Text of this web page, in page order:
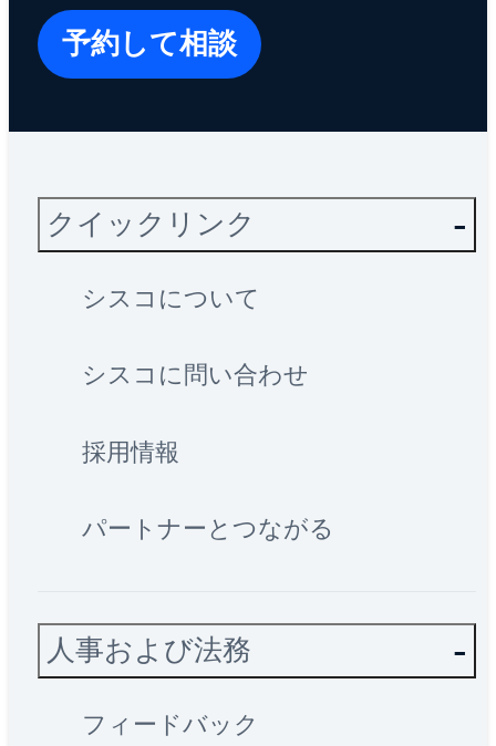
予約して相談
クイックリンク
シスコについて
シスコに問い合わせ
採用情報
パートナーとつながる
人事および法務
フィードバック